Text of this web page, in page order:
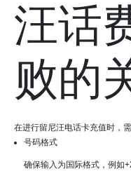
汪话
败的
在进行留尼汪电话卡充值时，
号码格式
确保输入为国际格式，例如